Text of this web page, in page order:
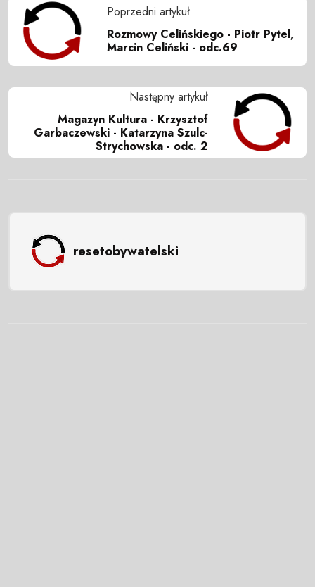
Poprzedni artykuł
Rozmowy Celińskiego - Piotr Pytel,
Marcin Celiński - odc.69
Następny artykuł
Magazyn Kultura - Krzysztof
Garbaczewski - Katarzyna Szulc-
Strychowska - odc. 2
resetobywatelski